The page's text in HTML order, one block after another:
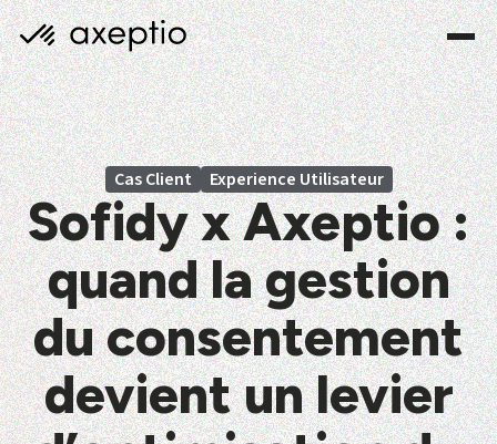
Cas Client Experience Utilisateur
Sofidy x Axeptio :
quand la gestion
du consentement
devient un levier